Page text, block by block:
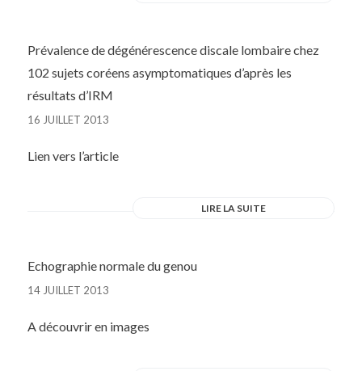
Prévalence de dégénérescence discale lombaire chez
102 sujets coréens asymptomatiques d’après les
résultats d’IRM
16 JUILLET 2013
Lien vers l’article
LIRE LA SUITE
Echographie normale du genou
14 JUILLET 2013
A découvrir en images